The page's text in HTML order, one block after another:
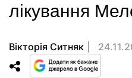
лікування
Вікторія Ситняк